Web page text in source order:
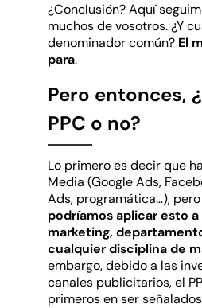
¿Conclusión? Aquí
muchos de vosotros. ¿Y
denominador común? El
para.
Pero entonces,
PPC o no?
Lo primero es decir que
Media (Google Ads,
Ads, programática…), pero
podríamos aplicar esto a
marketing,
cualquier disciplina de
embargo, debido a las
canales publicitarios, el
primeros en ser